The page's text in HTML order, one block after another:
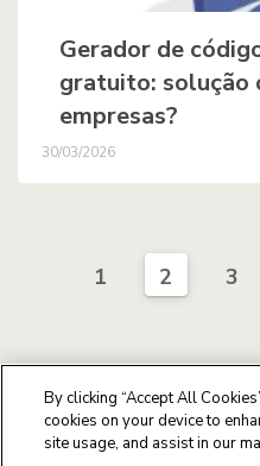
Gerador de
gratuito: solução
empresas?
30/03/2026
1 2 3
By clicking “Accept All
cookies on your device to
site usage, and assist in our